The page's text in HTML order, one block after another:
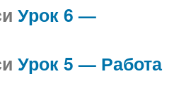
Урок 6 —
Урок 5 — Работа